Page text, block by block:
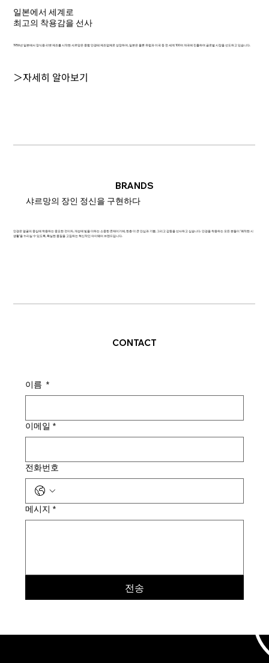
일본에서 세계로
최고의 착용감을 선사
1956년 일본에서 장식용 리벳 제조를 시작한 샤르망은 종합 안경테 제조업체로 성장하여, 일본은 물론 유럽과 미국 등 전 세계 100여 개국에 진출하며 글로벌 시장을 선도하고 있습니다.
＞자세히 알아보기
BRANDS
샤르망의 장인 정신을 구현하다
안경은 얼굴의 중심에 착용하는 중요한 것이자, 개성에 빛을 더하는 소중한 존재이기에, 한층 더 큰 안심과 기쁨, 그리고 감동을 선사하고 싶습니다. 안경을 착용하는 모든 분들이 '쾌적한 시
생활'을 누리실 수 있도록, 확실한 품질을 고집하는 혁신적인 아이웨어 브랜드입니다.
CONTACT
이름 *
이메일 *
전화번호
메시지 *
전송